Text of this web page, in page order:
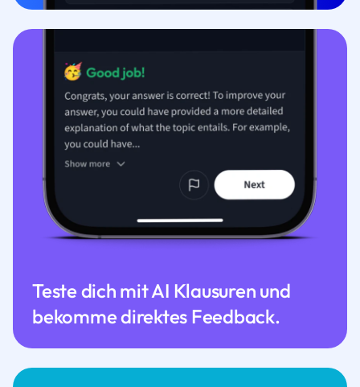
Teste dich mit AI Klausuren und
bekomme direktes Feedback.